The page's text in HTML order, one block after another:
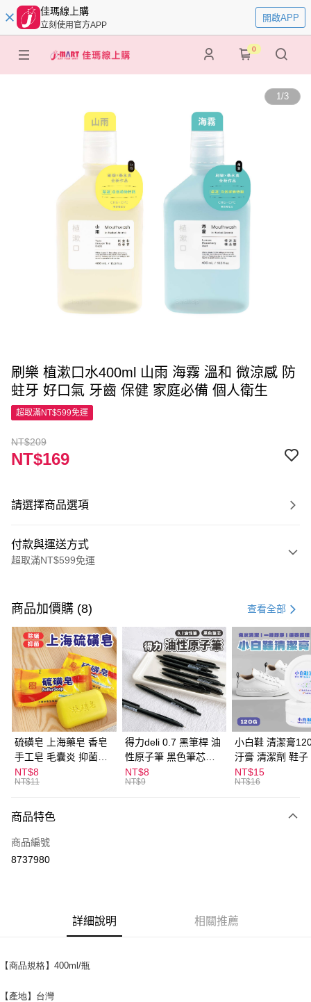
佳瑪線上購
立刻使用官方APP
開啟APP
0
1/3
刷樂 植漱口水400ml 山雨 海霧 溫和 微涼感 防
蛀牙 好口氣 牙齒 保健 家庭必備 個人衛生
超取滿NT$599免運
NT$209
NT$169
請選擇商品選項
付款與運送方式
超取滿NT$599免運
信用卡一次付款
超商取貨付款
LINE Pay
Apple Pay
街口支付
悠遊付
ATM付款
全家取貨付款
每筆NT$60，滿NT$599(含以上)免運費
付款後全家取貨
每筆NT$60，滿NT$599(含以上)免運費
每筆NT$60，滿NT$599(含以上)免運費
宅配
商品加價購 (8) 查看全部
硫磺皂 上海藥皂 香皂
手工皂 毛囊炎 抑菌除
蟎 清潔護膚 去油去痘
寵物皮膚病 狗狗貓咪
NT$8
NT$11
得力deli 0.7 黑筆桿 油
性原子筆 黑色筆芯
S304
NT$8
NT$9
小白鞋 清潔膏
汙膏 清潔劑 鞋子
漬 白皮鞋 鞋油
NT$15
NT$16
商品特色
商品編號
8737980
詳細說明 相關推薦
【商品規格】400ml/瓶
【產地】台灣